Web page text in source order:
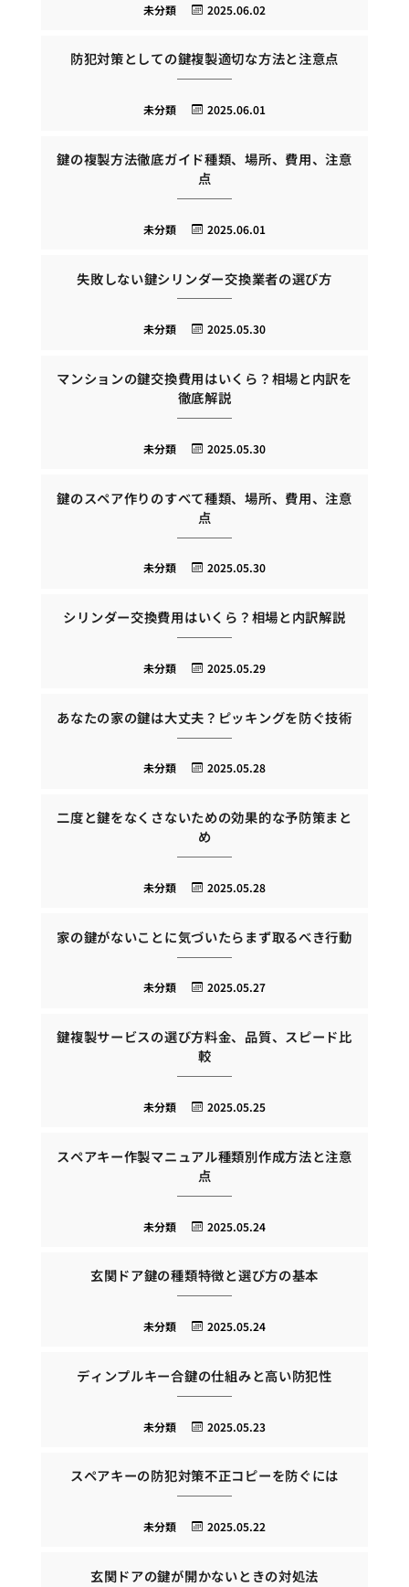
2025.06.02
未分類
防犯対策としての鍵複製適切な方法と注意点
2025.06.01
未分類
鍵の複製方法徹底ガイド種類、場所、費用、注意
点
2025.06.01
未分類
失敗しない鍵シリンダー交換業者の選び方
2025.05.30
未分類
マンションの鍵交換費用はいくら？相場と内訳を
徹底解説
2025.05.30
未分類
鍵のスペア作りのすべて種類、場所、費用、注意
点
2025.05.30
未分類
シリンダー交換費用はいくら？相場と内訳解説
2025.05.29
未分類
あなたの家の鍵は大丈夫？ピッキングを防ぐ技術
2025.05.28
未分類
二度と鍵をなくさないための効果的な予防策まと
め
2025.05.28
未分類
家の鍵がないことに気づいたらまず取るべき行動
2025.05.27
未分類
鍵複製サービスの選び方料金、品質、スピード比
較
2025.05.25
未分類
スペアキー作製マニュアル種類別作成方法と注意
点
2025.05.24
未分類
玄関ドア鍵の種類特徴と選び方の基本
2025.05.24
未分類
ディンプルキー合鍵の仕組みと高い防犯性
2025.05.23
未分類
スペアキーの防犯対策不正コピーを防ぐには
2025.05.22
未分類
玄関ドアの鍵が開かないときの対処法